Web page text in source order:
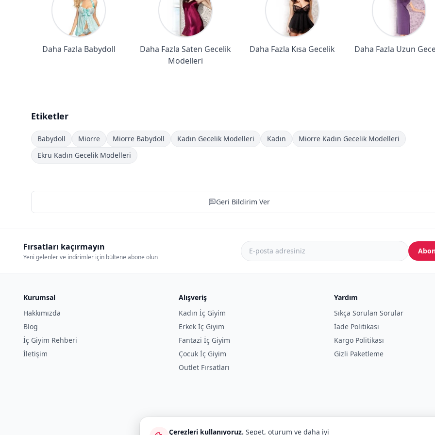
Daha Fazla Babydoll
Daha Fazla Saten Gecelik
Modelleri
Daha Fazla Kısa Gecelik Daha Fazla Uzun
Etiketler
Babydoll Miorre Miorre Babydoll Kadın Gecelik Modelleri Kadın
Miorre Kadın Gecelik Modelleri
Ekru Kadın Gecelik Modelleri
Geri Bildirim Ver
Fırsatları kaçırmayın
Yeni gelenler ve indirimler için bültene abone olun
Kurumsal
Hakkımızda
Blog
İç Giyim Rehberi
İletişim
Alışveriş
Kadın İç Giyim
Erkek İç Giyim
Fantazi İç Giyim
Çocuk İç Giyim
Outlet Fırsatları
Yardım
Sıkça Sorulan Sorular
İade Politikası
Kargo Politikası
Gizli Paketleme
Çerezleri kullanıyoruz. Sepet, oturum ve daha iyi